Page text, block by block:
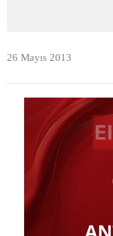
26 Mayıs 2013